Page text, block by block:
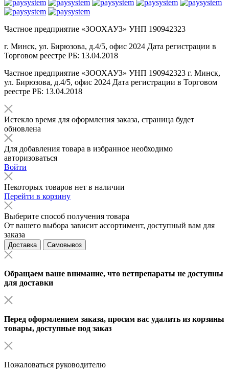
Частное предприятие «ЗООХАУЗ» УНП 190942323
г. Минск, ул. Бирюзова, д.4/5, офис 2024 Дата регистрации в
Торговом реестре РБ: 13.04.2018
Частное предприятие «ЗООХАУЗ» УНП 190942323 г. Минск,
ул. Бирюзова, д.4/5, офис 2024 Дата регистрации в Торговом
реестре РБ: 13.04.2018
Истекло время для оформления заказа, страница будет
обновлена
Для добавления товара в избранное необходимо
авторизоваться
Войти
Некоторых товаров нет в наличии
Перейти в корзину
Выберите способ получения товара
От вашего выбора зависит ассортимент, доступный вам для
заказа
Доставка Самовывоз
Обращаем ваше внимание, что ветпрепараты не доступны
для доставки
Перед оформлением заказа, просим вас удалить из корзины
товары, доступные под заказ
Пожаловаться руководителю